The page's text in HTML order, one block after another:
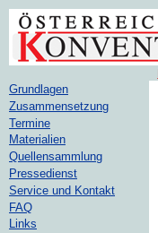
Grundlagen
Zusammensetzung
Termine
Materialien
Quellensammlung
Pressedienst
Service und Kontakt
FAQ
Links